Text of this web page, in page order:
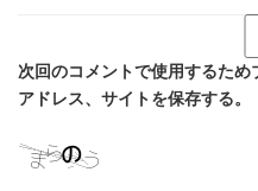
次回のコメントで使用するた
アドレス、サイトを保存する。